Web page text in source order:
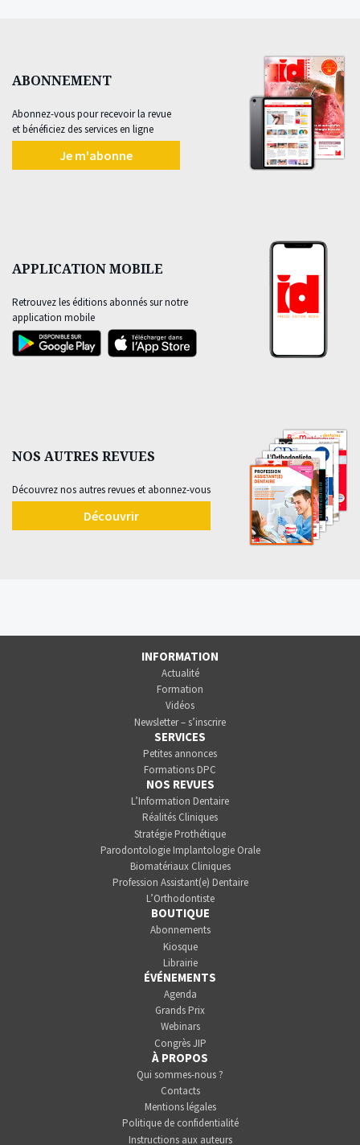
ABONNEMENT
Abonnez-vous pour recevoir la revue
et bénéficiez des services en ligne
Je m'abonne
APPLICATION MOBILE
Retrouvez les éditions abonnés sur notre
application mobile
NOS AUTRES REVUES
Découvrez nos autres revues et abonnez-vous
Découvrir
INFORMATION
Actualité
Formation
Vidéos
Newsletter – s’inscrire
SERVICES
Petites annonces
Formations DPC
NOS REVUES
L’Information Dentaire
Réalités Cliniques
Stratégie Prothétique
Parodontologie Implantologie Orale
Biomatériaux Cliniques
Profession Assistant(e) Dentaire
L’Orthodontiste
BOUTIQUE
Abonnements
Kiosque
Librairie
ÉVÉNEMENTS
Agenda
Grands Prix
Webinars
Congrès JIP
À PROPOS
Qui sommes-nous ?
Contacts
Mentions légales
Politique de confidentialité
Instructions aux auteurs